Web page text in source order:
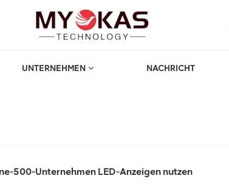
UNTERNEHMEN NACHRICHT
Großer LED-Fernseher
500-Unternehmen LED-Anzeigen nutzen